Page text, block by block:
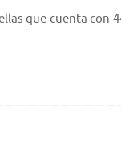
que cuenta con